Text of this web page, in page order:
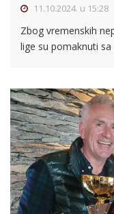
11.10.2024. u 15:28
Zbog vremenskih
lige su pomaknuti